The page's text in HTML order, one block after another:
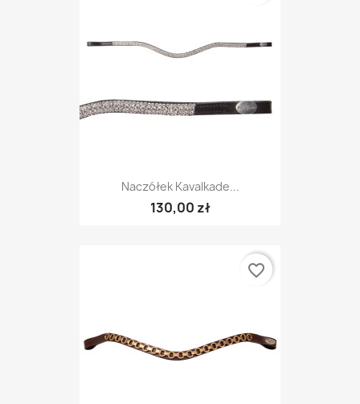
Naczółek Kavalkade...
130,00 zł
favorite_border